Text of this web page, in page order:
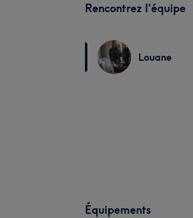
Rencontrez l'équipe
Louane
Équipements